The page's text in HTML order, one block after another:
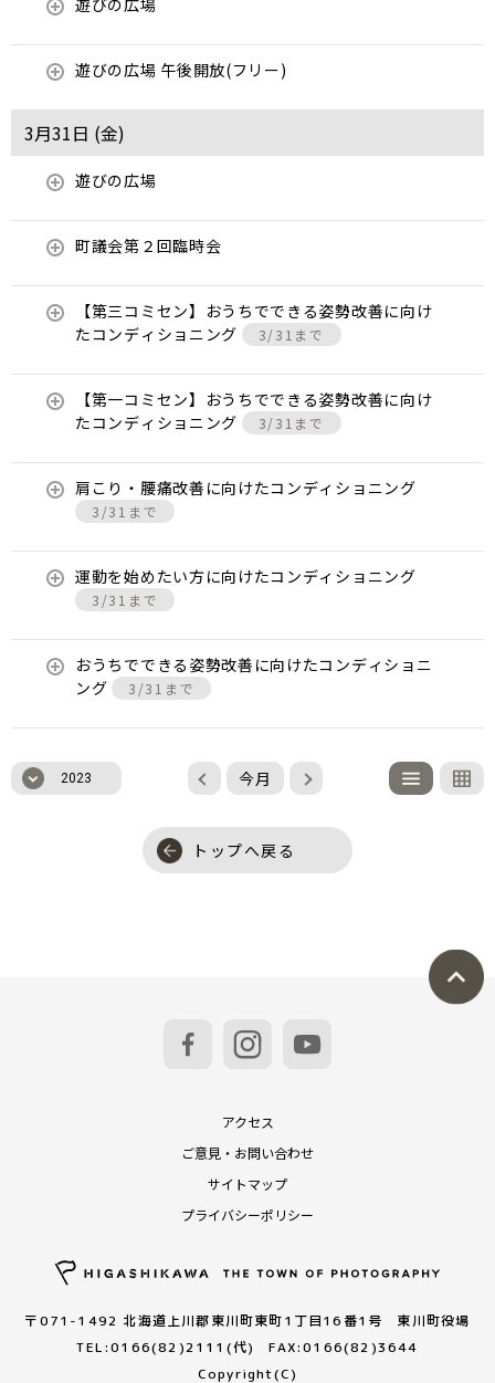
遊びの広場
遊びの広場 午後開放(フリー)
3月31日 (金)
遊びの広場
町議会第２回臨時会
【第三コミセン】おうちでできる姿勢改善に向け
たコンディショニング
3/31まで
【第一コミセン】おうちでできる姿勢改善に向け
たコンディショニング
3/31まで
肩こり・腰痛改善に向けたコンディショニング
3/31まで
運動を始めたい方に向けたコンディショニング
3/31まで
おうちでできる姿勢改善に向けたコンディショニ
ング
3/31まで
2023 今月
トップへ戻る
アクセス
ご意見・お問い合わせ
サイトマップ
プライバシーポリシー
〒071-1492 北海道上川郡東川町東町1丁目16番1号 東川町役場
TEL:0166(82)2111(代) FAX:0166(82)3644
Copyright(C)